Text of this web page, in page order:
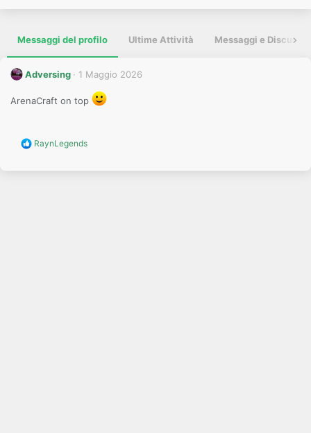
Messaggi del profilo Ultime Attività Messaggi e
Adversing 1 Maggio 2026
ArenaCraft on top
R
RaynLegends